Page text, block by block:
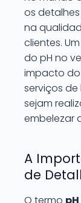
os
na
clientes.
do pH no
impacto
serviços
sejam
embelezar
A
de